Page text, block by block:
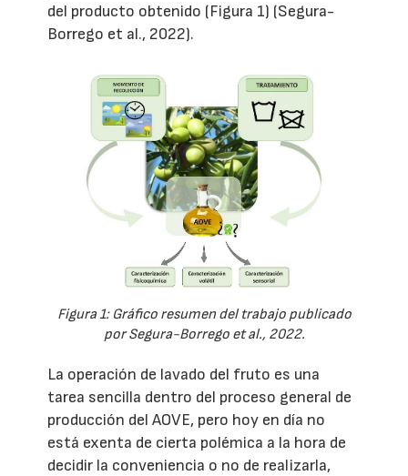
del producto obtenido (Figura 1) (Segura-
Borrego et al., 2022).
Figura 1: Gráfico resumen del trabajo publicado
por Segura-Borrego et al., 2022.
La operación de lavado del fruto es una
tarea sencilla dentro del proceso general de
producción del AOVE, pero hoy en día no
está exenta de cierta polémica a la hora de
decidir la conveniencia o no de realizarla,